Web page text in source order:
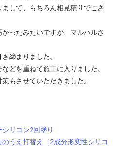
して、もちろん相見積りでござ
ったみたいですが、マルハルさ
締まりました。
どを重ねて施工に入りました。
もさせていただきました。
リコン2回塗り
うえ打替え（2成分形変性シリコ